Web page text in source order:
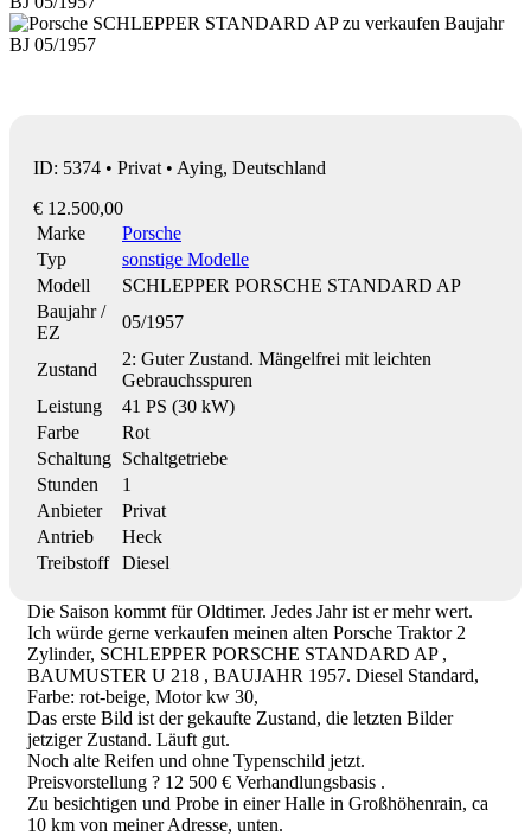
ID: 5374 • Privat • Aying, Deutschland
€ 12.500,00
Marke
Porsche
Typ
sonstige Modelle
Modell
SCHLEPPER PORSCHE STANDARD AP
Baujahr /
EZ
05/1957
Zustand
2: Guter Zustand. Mängelfrei mit leichten
Gebrauchsspuren
Leistung
41 PS (30 kW)
Farbe
Rot
Schaltung Schaltgetriebe
Stunden
1
Anbieter
Privat
Antrieb
Heck
Treibstoff
Diesel
Die Saison kommt für Oldtimer. Jedes Jahr ist er mehr wert.
Ich würde gerne verkaufen meinen alten Porsche Traktor 2
Zylinder, SCHLEPPER PORSCHE STANDARD AP ,
BAUMUSTER U 218 , BAUJAHR 1957. Diesel Standard,
Farbe: rot-beige, Motor kw 30,
Das erste Bild ist der gekaufte Zustand, die letzten Bilder
jetziger Zustand. Läuft gut.
Noch alte Reifen und ohne Typenschild jetzt.
Preisvorstellung ? 12 500 € Verhandlungsbasis .
Zu besichtigen und Probe in einer Halle in Großhöhenrain, ca
10 km von meiner Adresse, unten.